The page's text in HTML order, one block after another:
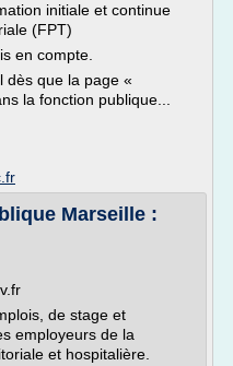
initiale et continue
(FPT)
en compte.
dès que la page «
la fonction publique...
Marseille :
de stage et
employeurs de la
et hospitalière.